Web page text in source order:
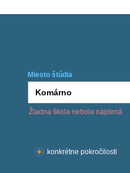
Miesto štúdia
Žiadna škola nebola nájdená
konkrétne pokročilosti